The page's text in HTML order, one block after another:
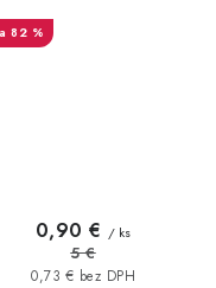
82 %
0,73 € bez DPH
0,90 € / ks
5 €